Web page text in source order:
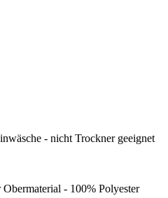
- nicht Trockner geeignet
- 100% Polyester